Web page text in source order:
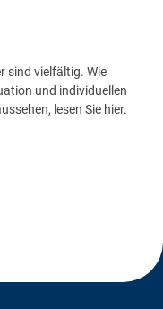
sind vielfältig. Wie
und individuellen
lesen Sie hier.